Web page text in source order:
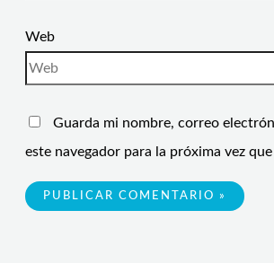
Web
Guarda mi nombre, correo
este navegador para la próxima vez